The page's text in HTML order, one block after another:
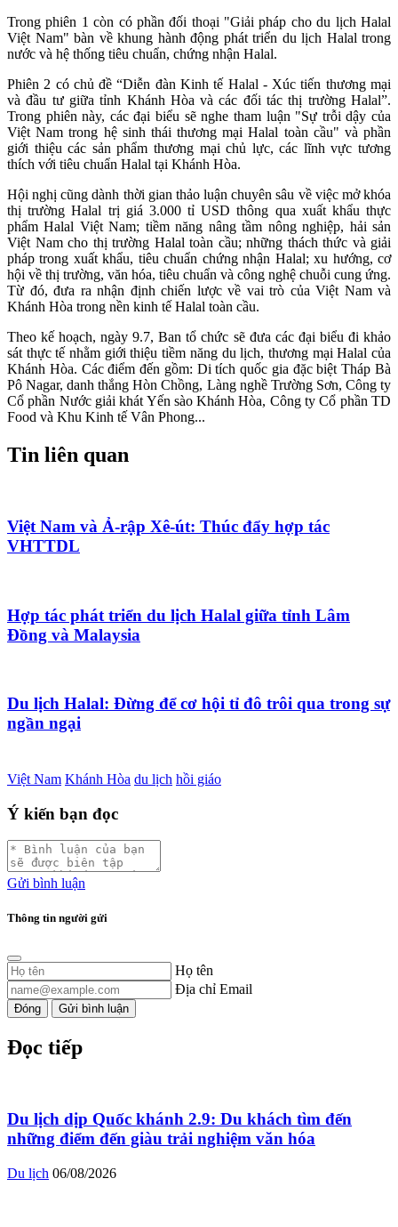
Trong phiên 1 còn có phần đối thoại "Giải pháp cho du lịch Halal
Việt Nam" bàn về khung hành động phát triển du lịch Halal trong
nước và hệ thống tiêu chuẩn, chứng nhận Halal.
Phiên 2 có chủ đề “Diễn đàn Kinh tế Halal - Xúc tiến thương mại
và đầu tư giữa tỉnh Khánh Hòa và các đối tác thị trường Halal”.
Trong phiên này, các đại biểu sẽ nghe tham luận "Sự trỗi dậy của
Việt Nam trong hệ sinh thái thương mại Halal toàn cầu" và phần
giới thiệu các sản phẩm thương mại chủ lực, các lĩnh vực tương
thích với tiêu chuẩn Halal tại Khánh Hòa.
Hội nghị cũng dành thời gian thảo luận chuyên sâu về việc mở khóa
thị trường Halal trị giá 3.000 tỉ USD thông qua xuất khẩu thực
phẩm Halal Việt Nam; tiềm năng nâng tầm nông nghiệp, hải sản
Việt Nam cho thị trường Halal toàn cầu; những thách thức và giải
pháp trong xuất khẩu, tiêu chuẩn chứng nhận Halal; xu hướng, cơ
hội về thị trường, văn hóa, tiêu chuẩn và công nghệ chuỗi cung ứng.
Từ đó, đưa ra nhận định chiến lược về vai trò của Việt Nam và
Khánh Hòa trong nền kinh tế Halal toàn cầu.
Theo kế hoạch, ngày 9.7, Ban tổ chức sẽ đưa các đại biểu đi khảo
sát thực tế nhằm giới thiệu tiềm năng du lịch, thương mại Halal của
Khánh Hòa. Các điểm đến gồm: Di tích quốc gia đặc biệt Tháp Bà
Pô Nagar, danh thắng Hòn Chồng, Làng nghề Trường Sơn, Công ty
Cổ phần Nước giải khát Yến sào Khánh Hòa, Công ty Cổ phần TD
Food và Khu Kinh tế Vân Phong...
Tin liên quan
Việt Nam và Ả-rập Xê-út: Thúc đẩy hợp tác
VHTTDL
Hợp tác phát triển du lịch Halal giữa tỉnh Lâm
Đồng và Malaysia
Du lịch Halal: Đừng để cơ hội tỉ đô trôi qua trong sự
ngần ngại
Việt Nam Khánh Hòa du lịch hồi giáo
Ý kiến bạn đọc
Gửi bình luận
Thông tin người gửi
Họ tên
Địa chỉ Email
Đóng Gửi bình luận
Đọc tiếp
Du lịch dịp Quốc khánh 2.9: Du khách tìm đến
những điểm đến giàu trải nghiệm văn hóa
Du lịch 06/08/2026